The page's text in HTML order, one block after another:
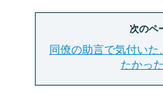
次のペ
同僚の助言で気付いた
たかっ